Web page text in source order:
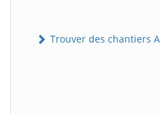
Trouver des chantiers